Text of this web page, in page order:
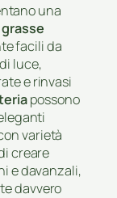
una
facili da
luce,
e rinvasi
possono
varietà
creare
e davanzali,
davvero